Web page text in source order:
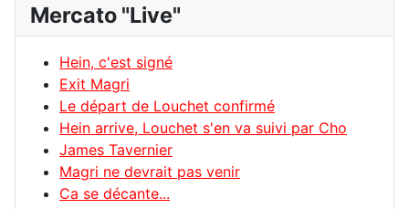
Mercato "Live"
Hein, c'est signé
Exit Magri
Le départ de Louchet confirmé
Hein arrive, Louchet s'en va suivi par Cho
James Tavernier
Magri ne devrait pas venir
Ca se décante...